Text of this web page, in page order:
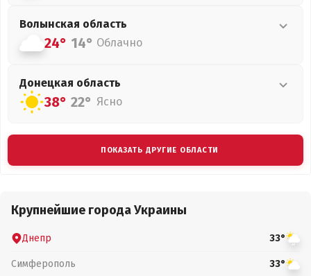
Волынская область
24° 14° Облачно
Донецкая область
38° 22° Ясно
ПОКАЗАТЬ ДРУГИЕ ОБЛАСТИ
Крупнейшие города Украины
Днепр 33°
Симферополь 33°